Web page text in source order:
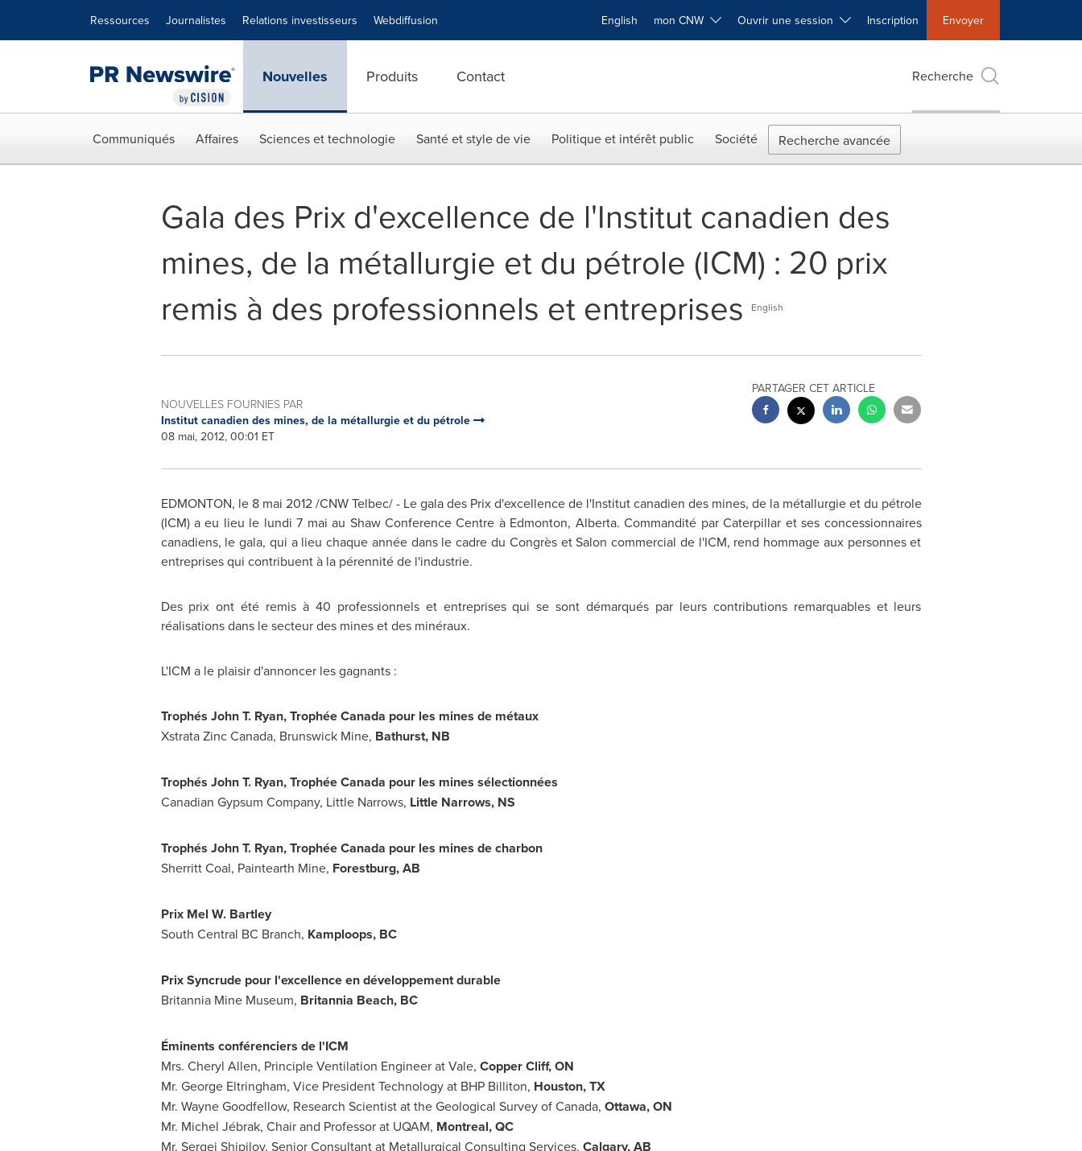
Ressources Journalistes Relations investisseurs Webdiffusion English mon CNW Ouvrir une session Inscription Envoyer
Nouvelles Produits Contact Recherche
Communiqués Affaires Sciences et technologie Santé et style de vie Politique et intérêt public Société Recherche avancée
Gala des Prix d'excellence de l'Institut canadien des
mines, de la métallurgie et du pétrole (ICM) : 20 prix
remis à des professionnels et entreprises
English
NOUVELLES FOURNIES PAR
Institut canadien des mines, de la métallurgie et du pétrole
08 mai, 2012, 00:01 ET
PARTAGER CET ARTICLE
EDMONTON, le 8 mai 2012 /CNW Telbec/ - Le gala des Prix d'excellence de l'Institut canadien des mines, de la métallurgie et du pétrole
(ICM) a eu lieu le lundi 7 mai au Shaw Conference Centre à Edmonton, Alberta. Commandité par Caterpillar et ses concessionnaires
canadiens, le gala, qui a lieu chaque année dans le cadre du Congrès et Salon commercial de l'ICM, rend hommage aux personnes et
entreprises qui contribuent à la pérennité de l'industrie.
Des prix ont été remis à 40 professionnels et entreprises qui se sont démarqués par leurs contributions remarquables et leurs
réalisations dans le secteur des mines et des minéraux.
L'ICM a le plaisir d'annoncer les gagnants :
Trophés John T. Ryan, TrophéeCanada pour les mines de métaux
Xstrata ZincCanada, Brunswick Mine, Bathurst, NB
Trophés John T. Ryan, TrophéeCanada pour les mines sélectionnées
Canadian Gypsum Company, Little Narrows, Little Narrows, NS
Trophés John T. Ryan, TrophéeCanada pour les mines de charbon
Sherritt Coal, Paintearth Mine, Forestburg, AB
Prix Mel W. Bartley
South Central BC Branch, Kamploops, BC
Prix Syncrude pour l'excellence en développement durable
Britannia Mine Museum, Britannia Beach, BC
Éminents conférenciers de l'ICM
Mrs. Cheryl Allen, Principle Ventilation Engineer at Vale, Copper Cliff, ON
Mr. George Eltringham, Vice President Technologyat BHP Billiton, Houston, TX
Mr. Wayne Goodfellow, Research Scientist at the Geological Survey ofCanada, Ottawa, ON
Mr. Michel Jébrak, Chair and Professor at UQAM, Montreal, QC
Mr. Sergei Shipilov, Senior Consultant at Metallurgical Consulting Services, Calgary, AB